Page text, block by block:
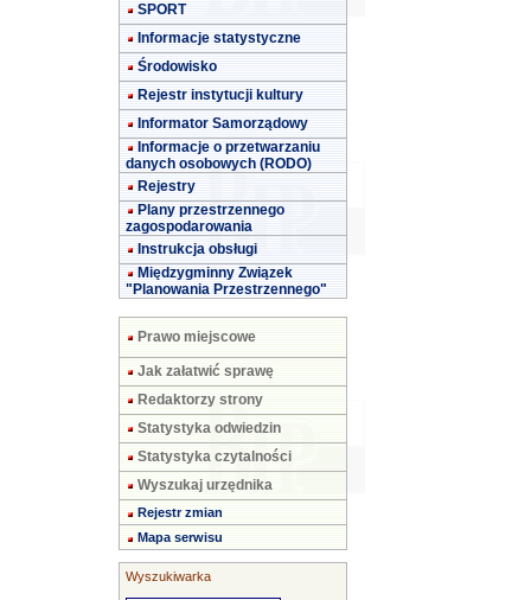
SPORT
Informacje statystyczne
Środowisko
Rejestr instytucji kultury
Informator Samorządowy
Informacje o przetwarzaniu
danych osobowych (RODO)
Rejestry
Plany przestrzennego
zagospodarowania
Instrukcja obsługi
Międzygminny Związek
"Planowania Przestrzennego"
Prawo miejscowe
Jak załatwić sprawę
Redaktorzy strony
Statystyka odwiedzin
Statystyka czytalności
Wyszukaj urzędnika
Rejestr zmian
Mapa serwisu
Wyszukiwarka